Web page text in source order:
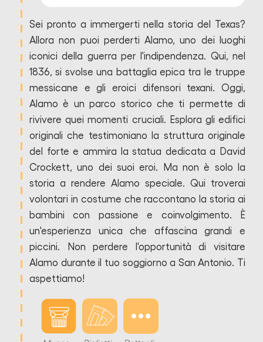
Sei pronto a immergerti nella storia del Texas?
Allora non puoi perderti Alamo, uno dei luoghi
iconici della guerra per l'indipendenza. Qui, nel
1836, si svolse una battaglia epica tra le truppe
messicane e gli eroici difensori texani. Oggi,
Alamo è un parco storico che ti permette di
rivivere quei momenti cruciali. Esplora gli edifici
originali che testimoniano la struttura originale
del forte e ammira la statua dedicata a David
Crockett, uno dei suoi eroi. Ma non è solo la
storia a rendere Alamo speciale. Qui troverai
volontari in costume che raccontano la storia ai
bambini con passione e coinvolgimento. È
un'esperienza unica che affascina grandi e
piccini. Non perdere l'opportunità di visitare
Alamo durante il tuo soggiorno a San Antonio. Ti
aspettiamo!